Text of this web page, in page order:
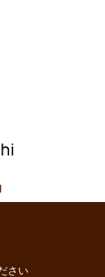
さい